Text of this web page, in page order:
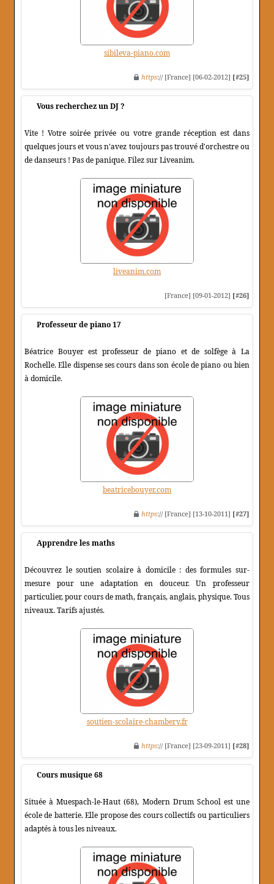
sibileva-piano.com
https:// [France] [06-02-2012] [#25]
Vous recherchez un DJ ?
Vite ! Votre soirée privée ou votre grande réception est dans
quelques jours et vous n'avez toujours pas trouvé d'orchestre ou
de danseurs ! Pas de panique. Filez sur Liveanim.
liveanim.com
[France] [09-01-2012] [#26]
Professeur de piano 17
Béatrice Bouyer est professeur de piano et de solfège à La
Rochelle. Elle dispense ses cours dans son école de piano ou bien
à domicile.
beatricebouyer.com
https:// [France] [13-10-2011] [#27]
Apprendre les maths
Découvrez le soutien scolaire à domicile : des formules sur-
mesure pour une adaptation en douceur. Un professeur
particulier, pour cours de math, français, anglais, physique. Tous
niveaux. Tarifs ajustés.
soutien-scolaire-chambery.fr
https:// [France] [23-09-2011] [#28]
Cours musique 68
Située à Muespach-le-Haut (68), Modern Drum School est une
école de batterie. Elle propose des cours collectifs ou particuliers
adaptés à tous les niveaux.